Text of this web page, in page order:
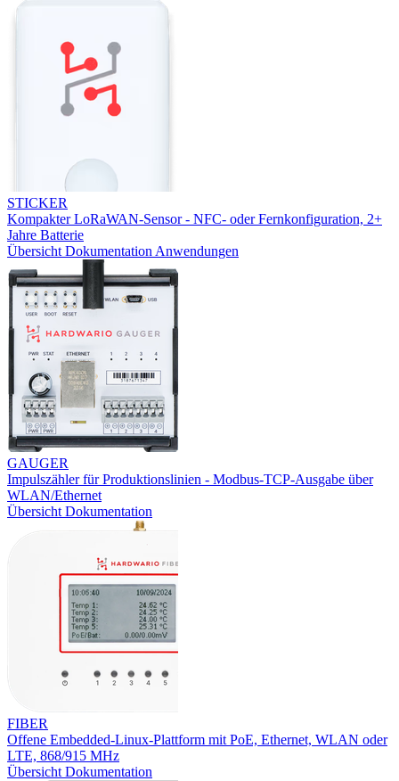
STICKER
Kompakter LoRaWAN-Sensor - NFC- oder Fernkonfiguration, 2+
Jahre Batterie
Übersicht Dokumentation Anwendungen
GAUGER
Impulszähler für Produktionslinien - Modbus-TCP-Ausgabe über
WLAN/Ethernet
Übersicht Dokumentation
FIBER
Offene Embedded-Linux-Plattform mit PoE, Ethernet, WLAN oder
LTE, 868/915 MHz
Übersicht Dokumentation